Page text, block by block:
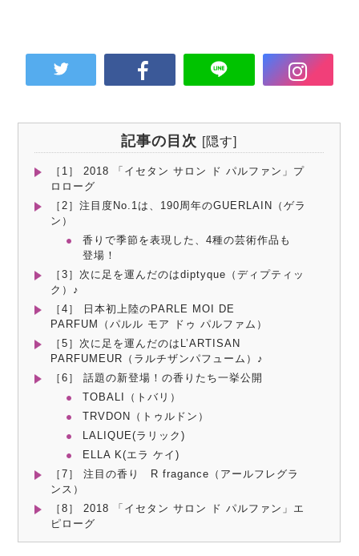
記事の目次 [隠す]
［1］ 2018 「イセタン サロン ド パルファン」プ
ロローグ
［2］注目度No.1は、190周年のGUERLAIN（ゲラ
ン）
香りで季節を表現した、4種の芸術作品も
登場！
［3］次に足を運んだのはdiptyque（ディプティッ
ク）♪
［4］ 日本初上陸のPARLE MOI DE
PARFUM（パルル モア ドゥ パルファム）
［5］次に足を運んだのはL’ARTISAN
PARFUMEUR（ラルチザンパフューム）♪
［6］ 話題の新登場！の香りたち一挙公開
TOBALI（トバリ）
TRVDON（トゥルドン）
LALIQUE(ラリック)
ELLA K(エラ ケイ)
［7］ 注目の香り R fragance（アールフレグラ
ンス）
［8］ 2018 「イセタン サロン ド パルファン」エ
ピローグ